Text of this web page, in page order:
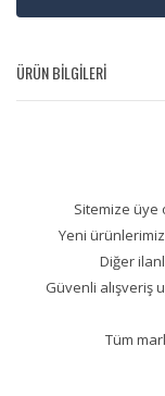
ÜRÜN BİLGİLERİ
Sitemize üye
Yeni
Diğer
Güvenli alışveriş
Tüm